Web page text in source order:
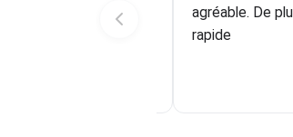
en Vendée en
agréable. De
rapide